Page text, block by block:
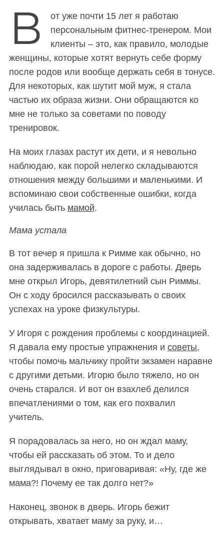
В
от уже почти 15 лет я работаю
персональным фитнес-тренером. Мои
клиенты – это, как правило, молодые
женщины, которые хотят вернуть себе форму
после родов или вообще держать себя в тонусе.
Для некоторых, как шутит мой муж, я стала
частью их образа жизни. Они обращаются ко
мне не только за советами по поводу
тренировок.
На моих глазах растут их дети, и я невольно
наблюдаю, как порой нелегко складываются
отношения между большими и маленькими. И
вспоминаю свои собственные ошибки, когда
училась быть мамой.
Мама устала
В тот вечер я пришла к Римме как обычно, но
она задерживалась в дороге с работы. Дверь
мне открыл Игорь, девятилетний сын Риммы.
Он с ходу бросился рассказывать о своих
успехах на уроке физкультуры.
У Игоря с рождения проблемы с координацией.
Я давала ему простые упражнения и советы,
чтобы помочь мальчику пройти экзамен наравне
с другими детьми. Игорю было тяжело, но он
очень старался. И вот он взахлеб делился
впечатлениями о том, как его похвалил
учитель.
Я порадовалась за него, но он ждал маму,
чтобы ей рассказать об этом. То и дело
выглядывал в окно, приговаривая: «Ну, где же
мама?! Почему ее так долго нет?»
Наконец, звонок в дверь. Игорь бежит
открывать, хватает маму за руку, и…